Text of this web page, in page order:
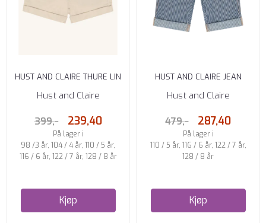
HUST AND CLAIRE THURE LIN
SHORTS SANDY
Hust and Claire
399,- 239,40
På lager i
98 /3 år, 104 / 4 år, 110 / 5 år,
116 / 6 år, 122 / 7 år, 128 / 8 år
Kjøp
HUST AND CLAIRE JEAN
JEANS MED VEVDE STRIPER
Hust and Claire
479,- 287,40
På lager i
110 / 5 år, 116 / 6 år, 122 / 7 år,
128 / 8 år
Kjøp